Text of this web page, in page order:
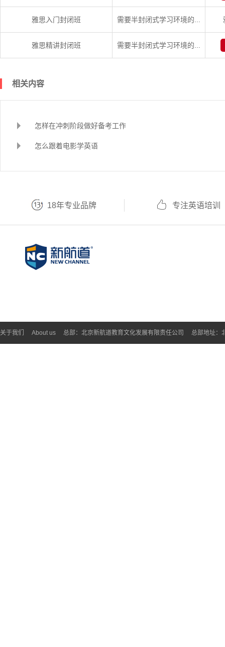
雅思入门封闭班 需要半封闭式学习环境的...
雅思精讲封闭班 需要半封闭式学习环境的...
相关内容
怎样在冲刺阶段做好备考工作
怎么跟着电影学英语
18年专业品牌 专注英语培训
关于我们 About us 总部：北京新航道教育文化发展有限责任公司 总部地址：